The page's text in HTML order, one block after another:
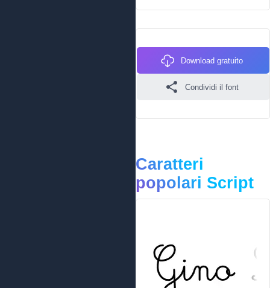
Download gratuito
Condividi il font
Caratteri
popolari Script